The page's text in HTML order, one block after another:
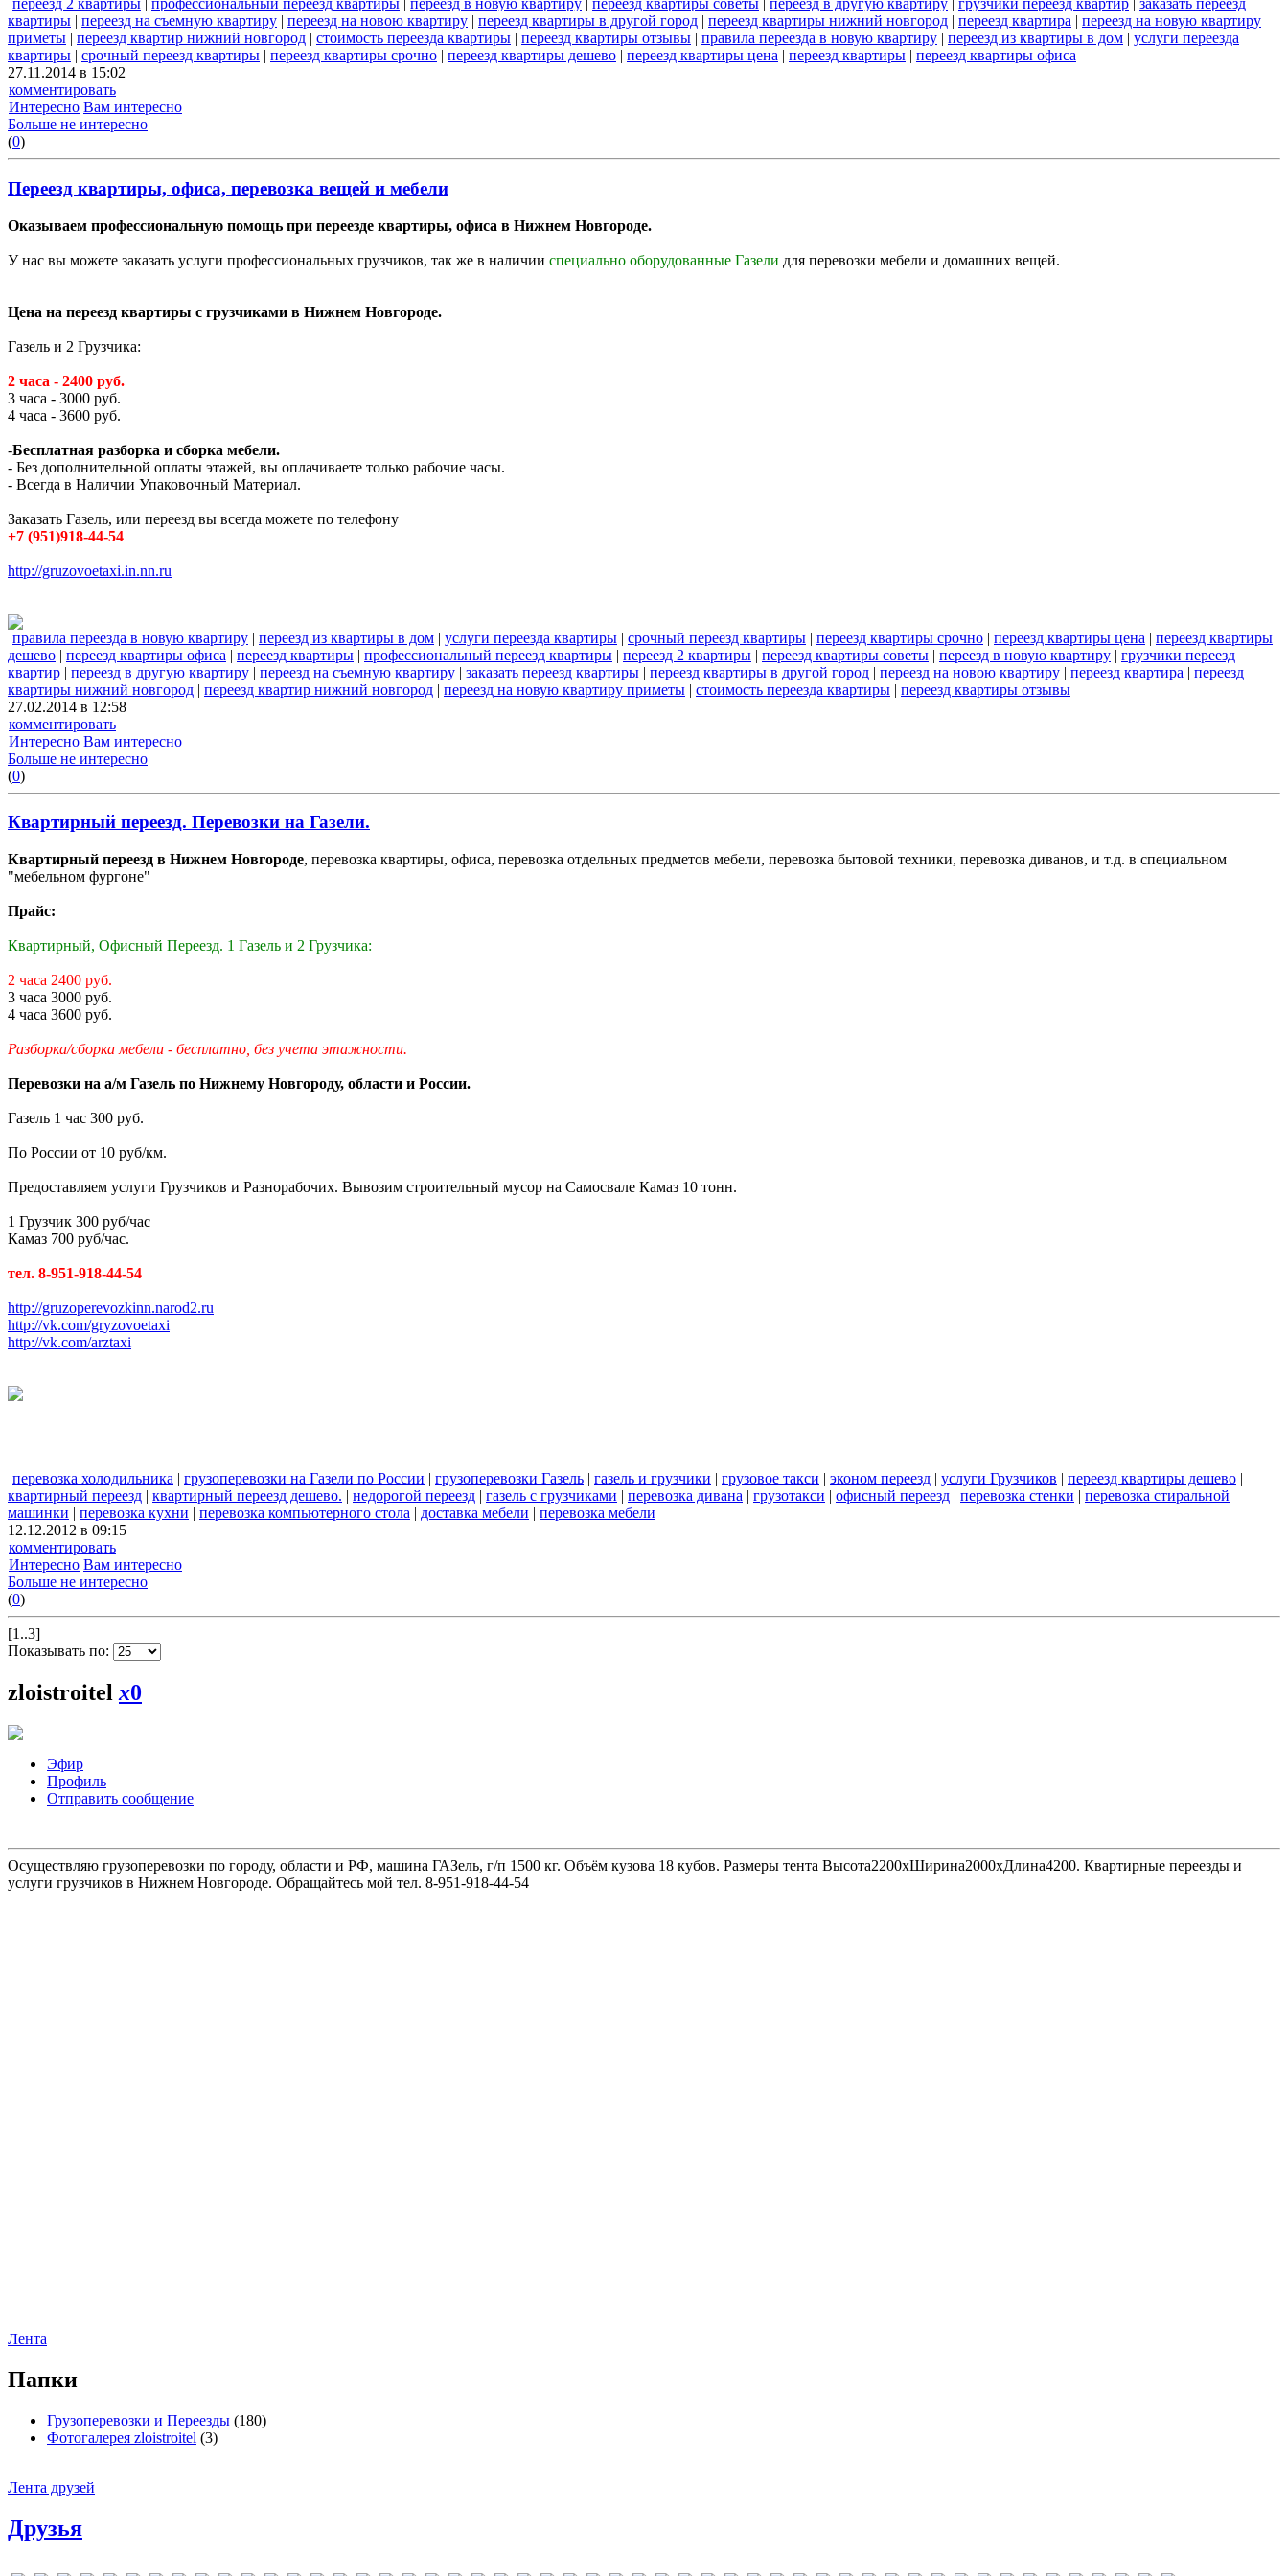
переезд 2 квартиры | профессиональный переезд квартиры | переезд в новую квартиру | переезд квартиры советы | переезд в другую квартиру | грузчики переезд квартир | заказать переезд
квартиры | переезд на съемную квартиру | переезд на новою квартиру | переезд квартиры в другой город | переезд квартиры нижний новгород | переезд квартира | переезд на новую квартиру
приметы | переезд квартир нижний новгород | стоимость переезда квартиры | переезд квартиры отзывы | правила переезда в новую квартиру | переезд из квартиры в дом | услуги переезда
квартиры | срочный переезд квартиры | переезд квартиры срочно | переезд квартиры дешево | переезд квартиры цена | переезд квартиры | переезд квартиры офиса
27.11.2014 в 15:02
комментировать
Интересно Вам интересно
Больше не интересно
(0)
Переезд квартиры, офиса, перевозка вещей и мебели
Оказываем профессиональную помощь при переезде квартиры, офиса в Нижнем Новгороде.
У нас вы можете заказать услуги профессиональных грузчиков, так же в наличии специально оборудованные Газели для перевозки мебели и домашних вещей.
Цена на переезд квартиры с грузчиками в Нижнем Новгороде.
Газель и 2 Грузчика:
2 часа - 2400 руб.
3 часа - 3000 руб.
4 часа - 3600 руб.
-Бесплатная разборка и сборка мебели.
- Без дополнительной оплаты этажей, вы оплачиваете только рабочие часы.
- Всегда в Наличии Упаковочный Материал.
Заказать Газель, или переезд вы всегда можете по телефону
+7 (951)918-44-54
http://gruzovoetaxi.in.nn.ru
правила переезда в новую квартиру | переезд из квартиры в дом | услуги переезда квартиры | срочный переезд квартиры | переезд квартиры срочно | переезд квартиры цена | переезд квартиры
дешево | переезд квартиры офиса | переезд квартиры | профессиональный переезд квартиры | переезд 2 квартиры | переезд квартиры советы | переезд в новую квартиру | грузчики переезд
квартир | переезд в другую квартиру | переезд на съемную квартиру | заказать переезд квартиры | переезд квартиры в другой город | переезд на новою квартиру | переезд квартира | переезд
квартиры нижний новгород | переезд квартир нижний новгород | переезд на новую квартиру приметы | стоимость переезда квартиры | переезд квартиры отзывы
27.02.2014 в 12:58
комментировать
Интересно Вам интересно
Больше не интересно
(0)
Квартирный переезд. Перевозки на Газели.
Квартирный переезд в Нижнем Новгороде, перевозка квартиры, офиса, перевозка отдельных предметов мебели, перевозка бытовой техники, перевозка диванов, и т.д. в специальном
"мебельном фургоне"
Прайс:
Квартирный, Офисный Переезд. 1 Газель и 2 Грузчика:
2 часа 2400 руб.
3 часа 3000 руб.
4 часа 3600 руб.
Разборка/сборка мебели - бесплатно, без учета этажности.
Перевозки на а/м Газель по Нижнему Новгороду, области и России.
Газель 1 час 300 руб.
По России от 10 руб/км.
Предоставляем услуги Грузчиков и Разнорабочих. Вывозим строительный мусор на Самосвале Камаз 10 тонн.
1 Грузчик 300 руб/час
Камаз 700 руб/час.
тел. 8-951-918-44-54
http://gruzoperevozkinn.narod2.ru
http://vk.com/gryzovoetaxi
http://vk.com/arztaxi
перевозка холодильника | грузоперевозки на Газели по России | грузоперевозки Газель | газель и грузчики | грузовое такси | эконом переезд | услуги Грузчиков | переезд квартиры дешево |
квартирный переезд | квартирный переезд дешево. | недорогой переезд | газель с грузчиками | перевозка дивана | грузотакси | офисный переезд | перевозка стенки | перевозка стиральной
машинки | перевозка кухни | перевозка компьютерного стола | доставка мебели | перевозка мебели
12.12.2012 в 09:15
комментировать
Интересно Вам интересно
Больше не интересно
(0)
[1..3]
Показывать по:
zloistroitel x0
Эфир
Профиль
Отправить сообщение
Осуществляю грузоперевозки по городу, области и РФ, машина ГАЗель, г/п 1500 кг. Объём кузова 18 кубов. Размеры тента Высота2200хШирина2000хДлина4200. Квартирные переезды и
услуги грузчиков в Нижнем Новгороде. Обращайтесь мой тел. 8-951-918-44-54
Лента
Папки
Грузоперевозки и Переезды (180)
Фотогалерея zloistroitel (3)
Лента друзей
Друзья